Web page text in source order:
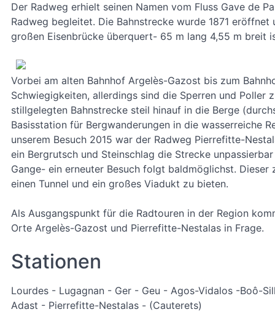
Der Radweg erhielt seinen Namen vom Fluss Gave de
Radweg begleitet. Die Bahnstrecke wurde 1871
großen Eisenbrücke überquert- 65 m lang 4,55 m breit
Vorbei am alten Bahnhof Argelès-Gazost bis zum
Schwiegigkeiten, allerdings sind die Sperren und Poller
stillgelegten Bahnstrecke steil hinauf in die Berge
Basisstation für Bergwanderungen in die wasserreiche
unserem Besuch 2015 war der Radweg Pierrefitte-
ein Bergrutsch und Steinschlag die Strecke
Gange- ein erneuter Besuch folgt baldmöglichst.
einen Tunnel und ein großes Viadukt zu bieten.
Als Ausgangspunkt für die Radtouren in der Region
Orte Argelès-Gazost und Pierrefitte-Nestalas in Frage.
Stationen
Lourdes - Lugagnan - Ger - Geu - Agos-Vidalos -Boô-
Adast - Pierrefitte-Nestalas - (Cauterets)